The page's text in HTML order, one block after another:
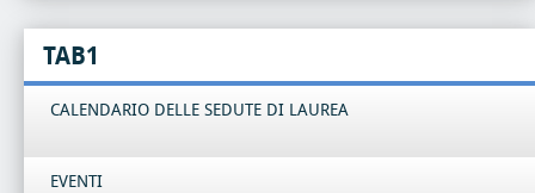
TAB1
CALENDARIO DELLE SEDUTE DI LAUREA
EVENTI